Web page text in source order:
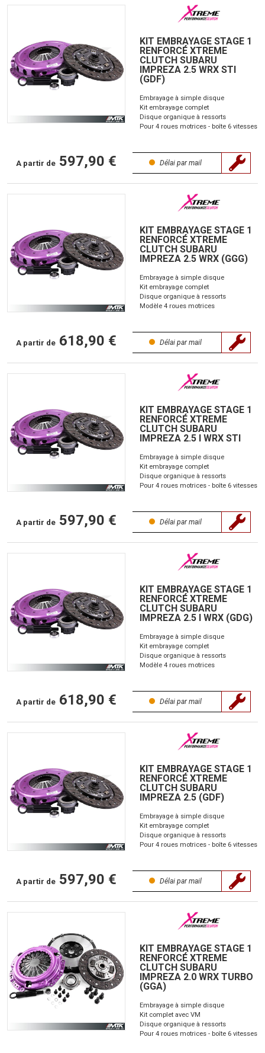
KIT EMBRAYAGE STAGE 1
RENFORCÉ XTREME
CLUTCH SUBARU
IMPREZA 2.5 WRX STI
(GDF)
Embrayage à simple disque
Kit embrayage complet
Disque organique à ressorts
Pour 4 roues motrices - boîte 6 vitesses
A partir de 597,90 € Délai par mail
KIT EMBRAYAGE STAGE 1
RENFORCÉ XTREME
CLUTCH SUBARU
IMPREZA 2.5 WRX (GGG)
Embrayage à simple disque
Kit embrayage complet
Disque organique à ressorts
Modèle 4 roues motrices
A partir de 618,90 € Délai par mail
KIT EMBRAYAGE STAGE 1
RENFORCÉ XTREME
CLUTCH SUBARU
IMPREZA 2.5 I WRX STI
Embrayage à simple disque
Kit embrayage complet
Disque organique à ressorts
Pour 4 roues motrices - boîte 6 vitesses
A partir de 597,90 € Délai par mail
KIT EMBRAYAGE STAGE 1
RENFORCÉ XTREME
CLUTCH SUBARU
IMPREZA 2.5 I WRX (GDG)
Embrayage à simple disque
Kit embrayage complet
Disque organique à ressorts
Modèle 4 roues motrices
A partir de 618,90 € Délai par mail
KIT EMBRAYAGE STAGE 1
RENFORCÉ XTREME
CLUTCH SUBARU
IMPREZA 2.5 (GDF)
Embrayage à simple disque
Kit embrayage complet
Disque organique à ressorts
Pour 4 roues motrices - boîte 6 vitesses
A partir de 597,90 € Délai par mail
KIT EMBRAYAGE STAGE 1
RENFORCÉ XTREME
CLUTCH SUBARU
IMPREZA 2.0 WRX TURBO
(GGA)
Embrayage à simple disque
Kit complet avec VM
Disque organique à ressorts
Pour 4 roues motrices - boîte 6 vitesses